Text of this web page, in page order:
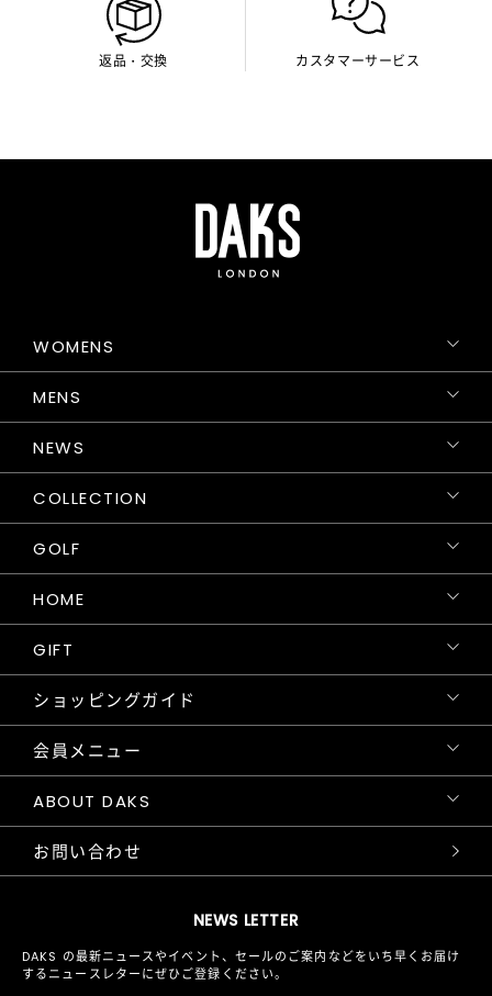
返品・交換 カスタマーサービス
NEWS LETTER
DAKS の最新ニュースやイベント、セールのご案内などをいち早くお届け
するニュースレターにぜひご登録ください。
WOMENS
MENS
NEWS
COLLECTION
GOLF
HOME
GIFT
ショッピングガイド
会員メニュー
ABOUT DAKS
お問い合わせ